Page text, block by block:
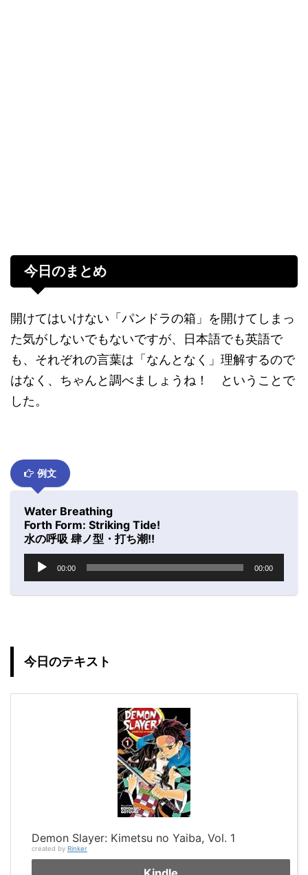
今日のまとめ
開けてはいけない「パンドラの箱」を開けてしまっ
た気がしないでもないですが、日本語でも英語で
も、それぞれの言葉は「なんとなく」理解するので
はなく、ちゃんと調べましょうね！ ということで
した。
例文
Water Breathing
Forth Form: Striking Tide!
水の呼吸 肆ノ型・打ち潮!!
00:00 00:00
今日のテキスト
Demon Slayer: Kimetsu no Yaiba, Vol. 1
created by Rinker